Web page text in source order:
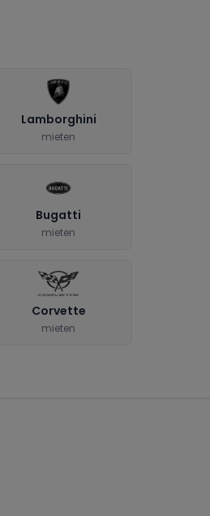
Lamborghini
mieten
Bugatti
mieten
Corvette
mieten